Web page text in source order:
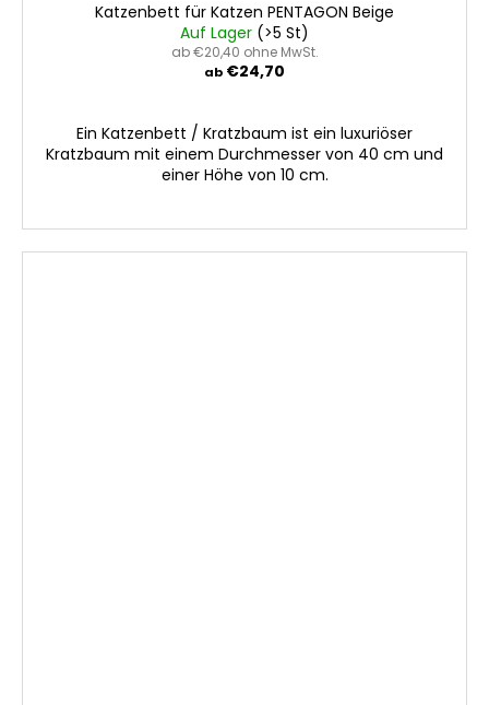
Katzenbett für Katzen PENTAGON Beige
Auf Lager (>5 St)
ab €20,40 ohne MwSt.
ab €24,70
Ein Katzenbett / Kratzbaum ist ein luxuriöser
Kratzbaum mit einem Durchmesser von 40 cm und
einer Höhe von 10 cm.